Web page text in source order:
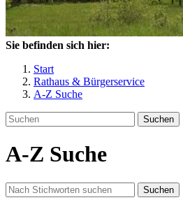
Sie befinden sich hier:
Start
Rathaus & Bürgerservice
A-Z Suche
Suchen
A-Z Suche
Suchen